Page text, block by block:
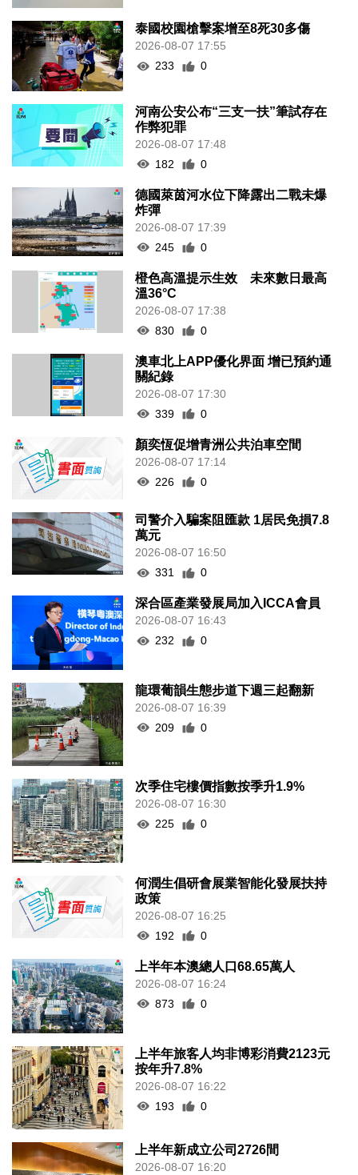
泰國校園槍擊案增至8死30多傷
2026-08-07 17:55
233
0
河南公安公布“三支一扶”筆試存在
作弊犯罪
2026-08-07 17:48
182
0
德國萊茵河水位下降露出二戰未爆
炸彈
2026-08-07 17:39
245
0
橙色高溫提示生效 未來數日最高
溫36°C
2026-08-07 17:38
830
0
澳車北上APP優化界面 增已預約通
關紀錄
2026-08-07 17:30
339
0
顏奕恆促增青洲公共泊車空間
2026-08-07 17:14
226
0
司警介入騙案阻匯款 1居民免損7.8
萬元
2026-08-07 16:50
331
0
深合區產業發展局加入ICCA會員
2026-08-07 16:43
232
0
龍環葡韻生態步道下週三起翻新
2026-08-07 16:39
209
0
次季住宅樓價指數按季升1.9%
2026-08-07 16:30
225
0
何潤生倡研會展業智能化發展扶持
政策
2026-08-07 16:25
192
0
上半年本澳總人口68.65萬人
2026-08-07 16:24
873
0
上半年旅客人均非博彩消費2123元
按年升7.8%
2026-08-07 16:22
193
0
上半年新成立公司2726間
2026-08-07 16:20